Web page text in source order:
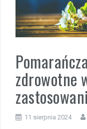
zdrowotne
11 sierpnia 2024